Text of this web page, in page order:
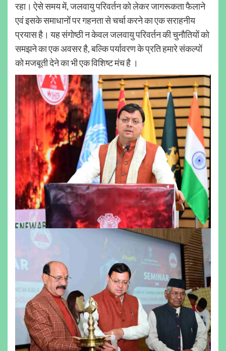
रहा। ऐसे समय में, जलवायु परिवर्तन को लेकर जागरूकता फैलाने
एवं इसके समाधानों पर गहनता से चर्चा करने का एक सराहनीय
प्रयास है। यह संगोष्ठी न केवल जलवायु परिवर्तन की चुनौतियों को
समझने का एक अवसर है, बल्कि पर्यावरण के प्रति हमारे संकल्पों
को मजबूती देने का भी एक विशिष्ट मंच है ।